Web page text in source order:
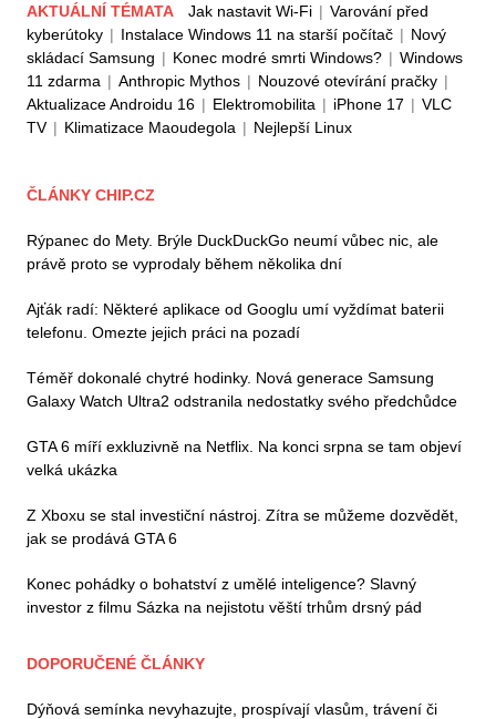
AKTUÁLNÍ TÉMATA Jak nastavit Wi-Fi | Varování před
kyberútoky | Instalace Windows 11 na starší počítač | Nový
skládací Samsung | Konec modré smrti Windows? | Windows
11 zdarma | Anthropic Mythos | Nouzové otevírání pračky |
Aktualizace Androidu 16 | Elektromobilita | iPhone 17 | VLC
TV | Klimatizace Maoudegola | Nejlepší Linux
ČLÁNKY CHIP.CZ
Rýpanec do Mety. Brýle DuckDuckGo neumí vůbec nic, ale
právě proto se vyprodaly během několika dní
Ajťák radí: Některé aplikace od Googlu umí vyždímat baterii
telefonu. Omezte jejich práci na pozadí
Téměř dokonalé chytré hodinky. Nová generace Samsung
Galaxy Watch Ultra2 odstranila nedostatky svého předchůdce
GTA 6 míří exkluzivně na Netflix. Na konci srpna se tam objeví
velká ukázka
Z Xboxu se stal investiční nástroj. Zítra se můžeme dozvědět,
jak se prodává GTA 6
Konec pohádky o bohatství z umělé inteligence? Slavný
investor z filmu Sázka na nejistotu věští trhům drsný pád
DOPORUČENÉ ČLÁNKY
Dýňová semínka nevyhazujte, prospívají vlasům, trávení či